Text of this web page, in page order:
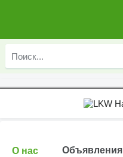
О нас Объявления